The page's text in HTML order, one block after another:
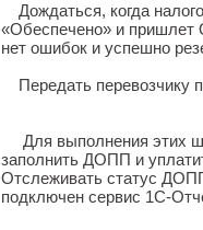
Дождаться, когда
«Обеспечено» и пришлет
нет ошибок и успешно
Передать перевозчику
Для выполнения этих
заполнить ДОПП и
Отслеживать статус
подключен сервис 1С-